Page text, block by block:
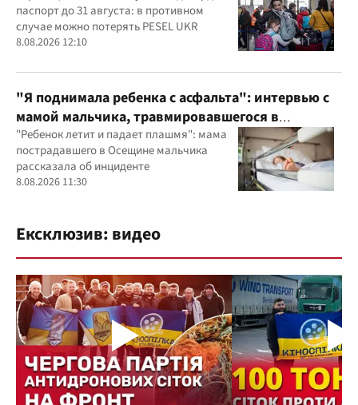
паспорт до 31 августа: в противном
случае можно потерять PESEL UKR
8.08.2026 12:10
"Я поднимала ребенка с асфальта": интервью с
мамой мальчика, травмировавшегося в
комплексе "Яхта" на Осещине
"Ребенок летит и падает плашмя": мама
пострадавшего в Осещине мальчика
рассказала об инциденте
8.08.2026 11:30
Ексклюзив: видео